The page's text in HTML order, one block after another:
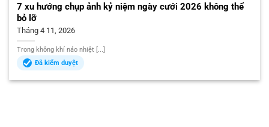
7 xu hướng chụp ảnh kỷ niệm ngày cưới 2026 không thể
bỏ lỡ
Tháng 4 11, 2026
Trong không khí náo nhiệt [...]
Đã kiểm duyệt